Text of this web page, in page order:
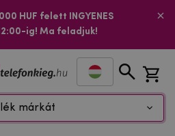
HUF felett INGYENES
ig! Ma feladjuk!
márkát